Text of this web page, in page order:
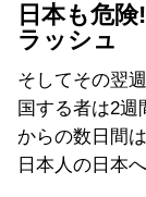
日本も危
ラッシュ
そしてその翌
国する者は2週
からの数日間
日本人の日本